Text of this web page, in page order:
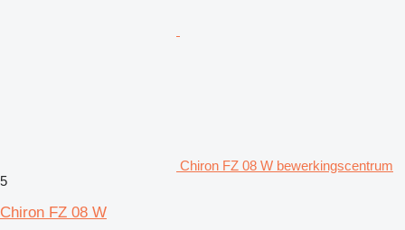
Chiron FZ 08 W bewerkingscentrum
5
Chiron FZ 08 W